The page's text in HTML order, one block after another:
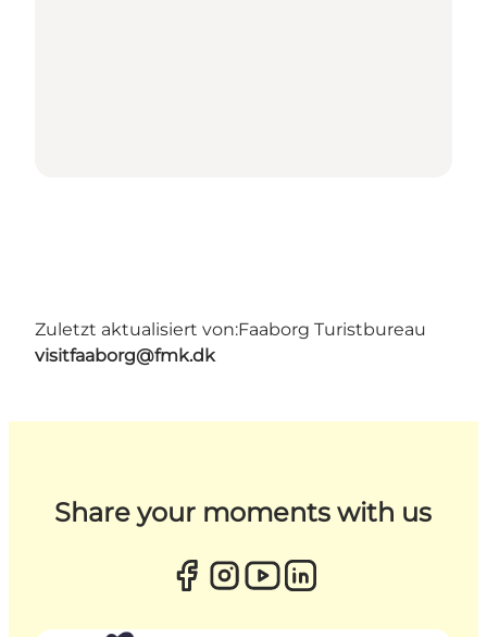
Zuletzt aktualisiert von:Faaborg Turistbureau
visitfaaborg@fmk.dk
Share your moments with us